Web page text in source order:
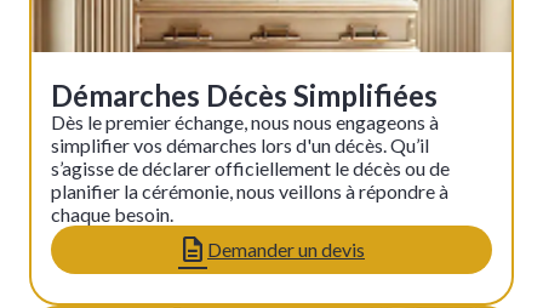
Démarches Décès Simplifiées
Dès le premier échange, nous nous engageons à
simplifier vos démarches lors d'un décès. Qu’il
s’agisse de déclarer officiellement le décès ou de
planifier la cérémonie, nous veillons à répondre à
chaque besoin.
Demander un devis